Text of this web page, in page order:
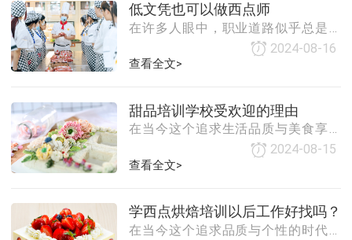
美结合**1. 兴趣驱动，学习动力足女生
天生对美好事物有着敏锐的感知力和
望亲手制作出精致甜点的你来说，寻
找一个合适的学习平台至关重要。本
文将带你探索几种学习制作蛋糕与面
包的多元途径，助你踏上烘焙艺术的
些学校通常拥有完善的课程体系，从
基础理论到高级技巧，全方位覆盖蛋
低文凭也可以做西点师
在许多人眼中，职业道路似乎总是与
学历文凭紧密相连，仿佛没有一张光
鲜的毕业证书，就难以在竞争激烈的
低文凭并不意味着梦想的终结，反而
可能成为开启精彩职业生涯的钥匙。
本文将探讨为何低文凭者也能成为优
秀的西点师，以及他们如何凭借梦想
职业的核心在于对甜品的热爱与追
求。无论你的学历如
2024-08-16
查看全文>
甜品培训学校受欢迎的理由
在当今这个追求生活品质与美食享受
的时代，甜品已不仅仅是一种味蕾上
的满足，更是一种生活态度的体现。
学校作为培养专业甜品制作人才的重
要基地，正逐渐成为众多学习者的热
2024-08-15
查看全文>
学西点烘焙培训以后工作好找吗？
在当今这个追求品质与个性的时代，